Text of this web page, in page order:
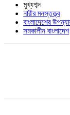
মুখ্যশব্দ
নারীর মনস্তত্ত্ব
বাংলাদেশের
সমকালীন বাংলাদেশ